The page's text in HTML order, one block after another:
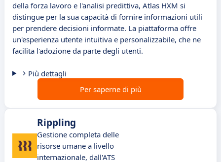
della forza lavoro e l'analisi predittiva, Atlas HXM si
distingue per la sua capacità di fornire informazioni utili
per prendere decisioni informate. La piattaforma offre
un'esperienza utente intuitiva e personalizzabile, che ne
facilita l'adozione da parte degli utenti.
Più dettagli
Per saperne di più
Rippling
Gestione completa delle
risorse umane a livello
internazionale, dall'ATS